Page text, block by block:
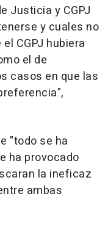
Justicia y CGPJ
y cuales no
CGPJ hubiera
el de
casos en que las
"todo se ha
ha provocado
la ineficaz
ambas